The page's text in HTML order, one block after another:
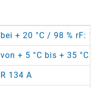
bei + 20 °C / 98 % rF:
von + 5 °C bis + 35 °C
R 134 A